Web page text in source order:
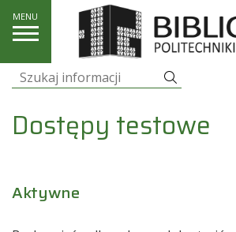
Szukaj:
E-zasoby Dostępy testowe
Dostępy testowe
Aktywne